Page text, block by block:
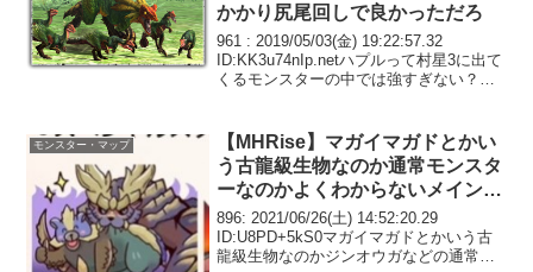
かかり尻尾回しで良かっただろ
961 : 2019/05/03(金) 19:22:57.32
ID:KK3u74nIp.netハプルって村星3に出て
くるモンスターの中では強すぎない？昔
モンスター・マップ
【MHRise】マガイマガドとかい
う古龍級生物なのか通常モンスタ
ーなのかよくわからないメインモ
ンスター
896: 2021/06/26(土) 14:52:20.29
ID:U8PD+5kS0マガイマガドとかいう古
龍級生物なのかジンオウガなどの通常モ